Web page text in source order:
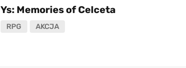
Ys: Memories of Celceta
RPG AKCJA